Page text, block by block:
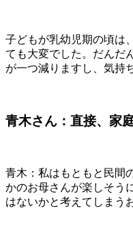
子どもが乳幼児期の頃は
ても大変でした。だんだ
が一つ減りますし、気持
青木さん：直接、家
青木：私はもともと民間
かのお母さんが楽しそう
はないかと考えてしまう